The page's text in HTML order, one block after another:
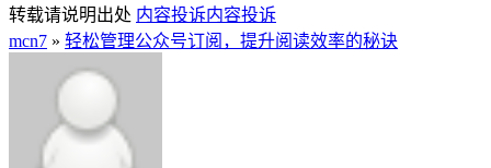
转载请说明出处 内容投诉内容投诉
mcn7 » 轻松管理公众号订阅，提升阅读效率的秘诀